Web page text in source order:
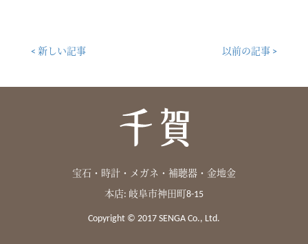
< 新しい記事 以前の記事 >
宝石・時計・メガネ・補聴器・金地金
本店: 岐阜市神田町8-15
Copyright © 2017 SENGA Co., Ltd.